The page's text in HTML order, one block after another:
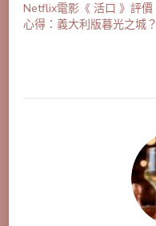
Netflix電影《 活口 》評價
心得：義大利版暮光之城？